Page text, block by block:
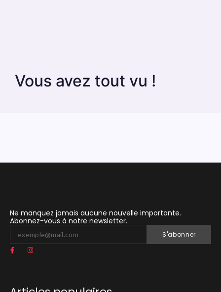
Vous avez tout vu !
Ne manquez jamais aucune nouvelle importante.
Abonnez-vous à notre newsletter.
S'abonner